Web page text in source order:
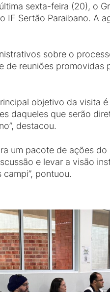
sexta-feira (20), o
IF Sertão Paraibano. A
sobre o
reuniões promovidas
objetivo da visita
daqueles que serão
destacou.
um pacote de ações do
e levar a visão
pontuou.